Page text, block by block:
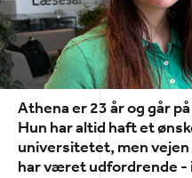
Athena er 23 år og går
Hun har altid haft et
universitetet, men
har været udfordrende -